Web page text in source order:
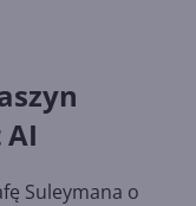
Suleymana o